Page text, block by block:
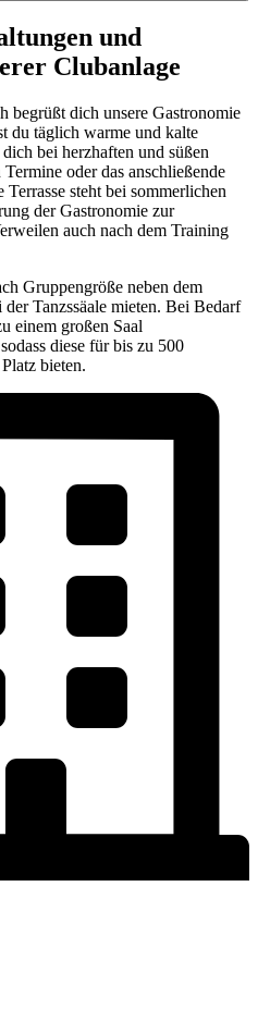
und
Clubanlage
begrüßt dich unsere Gastronomie
du täglich warme und kalte
bei herzhaften und süßen
oder das anschließende
steht bei sommerlichen
der Gastronomie zur
auch nach dem Training
Gruppengröße neben dem
Tanzssäale mieten. Bei Bedarf
einem großen Saal
diese für bis zu 500
bieten.